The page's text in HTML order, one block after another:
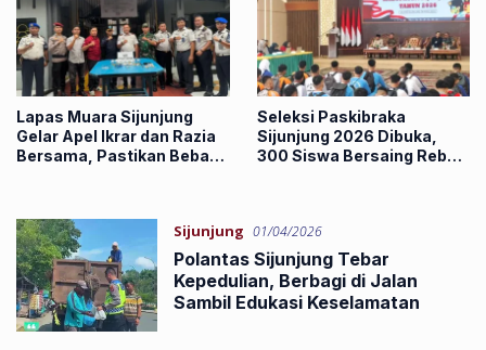
Lapas Muara Sijunjung
Gelar Apel Ikrar dan Razia
Bersama, Pastikan Bebas
Seleksi Paskibraka
Sijunjung 2026 Dibuka,
300 Siswa Bersaing Rebut
Sijunjung 01/04/2026
Polantas Sijunjung Tebar
Kepedulian, Berbagi di Jalan
Sambil Edukasi Keselamatan